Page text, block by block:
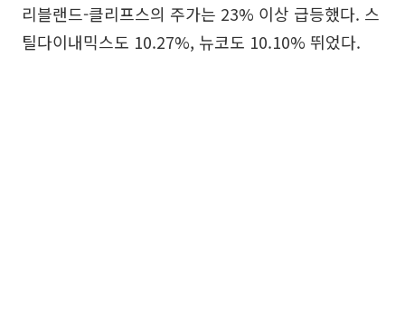
리블랜드-클리프스의 주가는 23% 이상 급등했다. 스
틸다이내믹스도 10.27%, 뉴코도 10.10% 뛰었다.